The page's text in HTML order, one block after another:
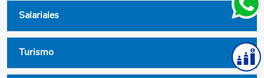
Salariales
Turismo